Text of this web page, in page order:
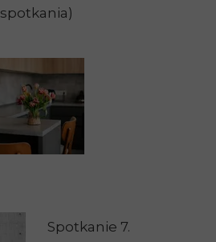
spotkania)
Spotkanie 7.